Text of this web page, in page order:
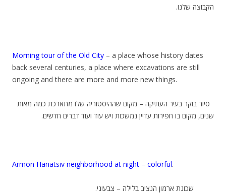
הקבוצה שלנו.
Morning tour of the Old City – a place whose history dates
back several centuries, a place where excavations are still
ongoing and there are more and more new things.
סיור בוקר בעיר העתיקה – מקום שההיסטוריה שלו מתארכת כמה מאות
שנים, מקום בו חפירות עדיין נמשכות ויש עוד ועוד דברים חדשים.
Armon Hanatsiv neighborhood at night – colorful.
שכונת ארמון הנציב בלילה – צבעוני.